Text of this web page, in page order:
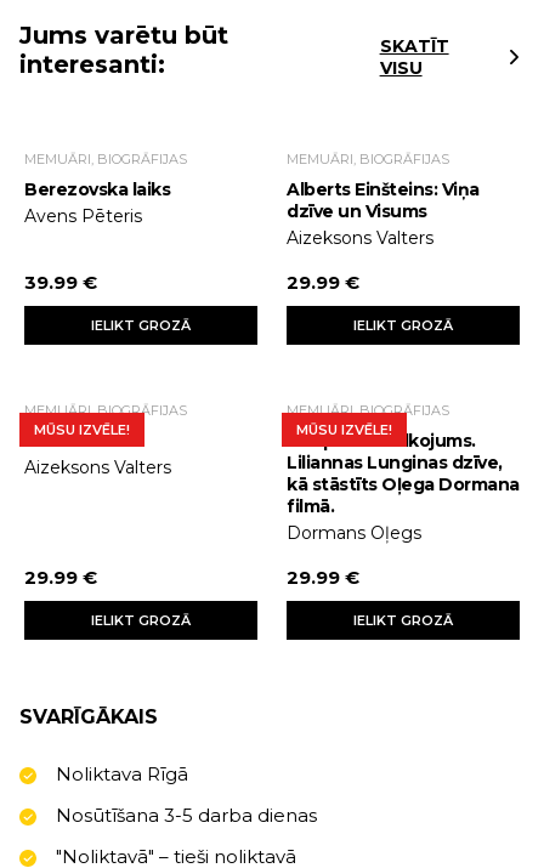
Jums varētu būt
interesanti:
SKATĪT
VISU
MEMUĀRI, BIOGRĀFIJAS
Berezovska laiks
Avens Pēteris
39.99 €
IELIKT GROZĀ
MEMUĀRI, BIOGRĀFIJAS
Alberts Einšteins: Viņa
dzīve un Visums
Aizeksons Valters
29.99 €
IELIKT GROZĀ
MŪSU IZVĒLE!
MEMUĀRI, BIOGRĀFIJAS
Stīvs Džobss
Aizeksons Valters
29.99 €
IELIKT GROZĀ
MŪSU IZVĒLE!
MEMUĀRI, BIOGRĀFIJAS
Starprindu tulkojums.
Liliannas Lunginas dzīve,
kā stāstīts Oļega Dormana
filmā.
Dormans Oļegs
29.99 €
IELIKT GROZĀ
SVARĪGĀKAIS
Noliktava Rīgā
Nosūtīšana 3-5 darba dienas
"Noliktavā" – tieši noliktavā